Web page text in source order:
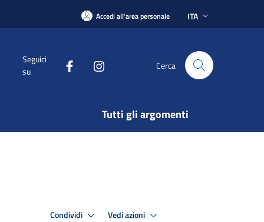
Accedi all'area personale ITA
Seguici
su
Cerca
Tutti gli argomenti
Condividi Vedi azioni